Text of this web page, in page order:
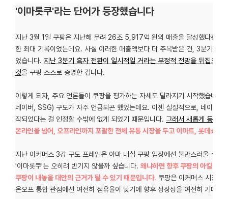
'이마롯쿠'라는 단어가 등장했습니다
지난 3월 1일 쿠팡은 지난해 무려 26조 5,917억 원의 매출을 달성했다는
한 최대 기록이었는데요. 사실 이러한 매출액보다 더 주목받은 건, 3분기에
었습니다. 지난 3분기 흑자 전환이 일시적일 거라는 부정적 전망을 뒤집으면
것을 쿠팡 스스로 증명한 겁니다.
이렇게 되자, 주요 언론들이 쿠팡을 평가하는 자세도 달라지기 시작했습니다
네이버, SSG) 구도가 자주 언급되곤 했었는데요. 이젠 실질적으로, 네이버
작되었다는 걸 인정할 수밖에 없게 되었기 때문입니다. 그래서 새롭게 등장
온라인을 넘어, 오프라인까지 포괄한 전체 유통 시장을 두고 이마트, 롯데쇼핑
지난 이커머스 3강 구도 프레임은 아마 내심 쿠팡 입장에선 불만스러울 수
'이마롯쿠'는 오히려 반기지 않을까 싶습니다. 왜냐하면 향후 쿠팡의 아킬레스
쿠팡이 내놓을 대안의 근거가 될 수 있기 때문입니다. 쿠팡은 이커머스 시장만
온오프 통합 관점에선 여전히 점유율이 낮기에 향후 성장성을 여전히 기대할